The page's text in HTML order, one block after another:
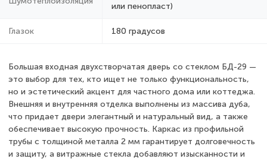
или пенопласт)
Глазок 180 градусов
Большая входная двухстворчатая дверь со стеклом БД-29 —
это выбор для тех, кто ищет не только функциональность,
но и эстетический акцент для частного дома или коттеджа.
Внешняя и внутренняя отделка выполнены из массива дуба,
что придает двери элегантный и натуральный вид, а также
обеспечивает высокую прочность. Каркас из профильной
трубы с толщиной металла 2 мм гарантирует долговечность
и защиту, а витражные стекла добавляют изысканности и